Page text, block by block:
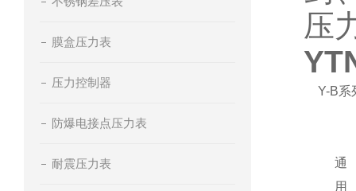
膜盒压力表
压力控制器
防爆电接点压力表
耐震压力表
压
Y-B系
通
用